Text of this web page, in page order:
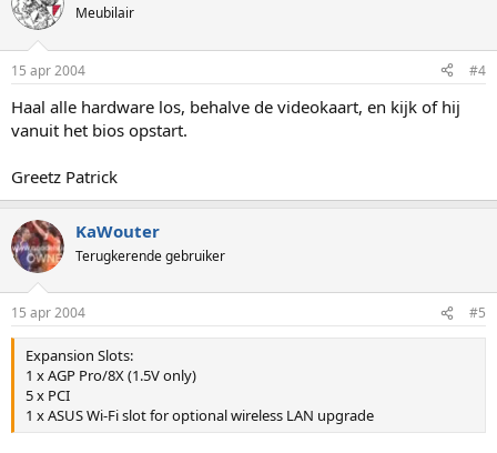
Meubilair
15 apr 2004 #4
Haal alle hardware los, behalve de videokaart, en kijk of hij
vanuit het bios opstart.
Greetz Patrick
KaWouter
Terugkerende gebruiker
15 apr 2004 #5
Expansion Slots:
1 x AGP Pro/8X (1.5V only)
5 x PCI
1 x ASUS Wi-Fi slot for optional wireless LAN upgrade